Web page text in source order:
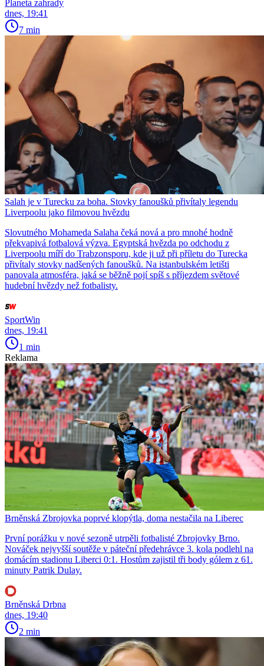
Planeta zahrady
dnes, 19:41
7 min
Salah je v Turecku za boha. Stovky fanoušků přivítaly legendu
Liverpoolu jako filmovou hvězdu
Slovutného Mohameda Salaha čeká nová a pro mnohé hodně
překvapivá fotbalová výzva. Egyptská hvězda po odchodu z
Liverpoolu míří do Trabzonsporu, kde ji už při příletu do Turecka
přivítaly stovky nadšených fanoušků. Na istanbulském letišti
panovala atmosféra, jaká se běžně pojí spíš s příjezdem světové
hudební hvězdy než fotbalisty.
SportWin
dnes, 19:41
1 min
Reklama
Brněnská Zbrojovka poprvé klopýtla, doma nestačila na Liberec
První porážku v nové sezoně utrpěli fotbalisté Zbrojovky Brno.
Nováček nejvyšší soutěže v páteční předehrávce 3. kola podlehl na
domácím stadionu Liberci 0:1. Hostům zajistil tři body gólem z 61.
minuty Patrik Dulay.
Brněnská Drbna
dnes, 19:40
2 min